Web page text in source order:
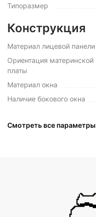
Типоразмер
Конструкция
Материал лицевой панели
Ориентация материнской
платы
Материал окна
Наличие бокового окна
Смотреть все параметры